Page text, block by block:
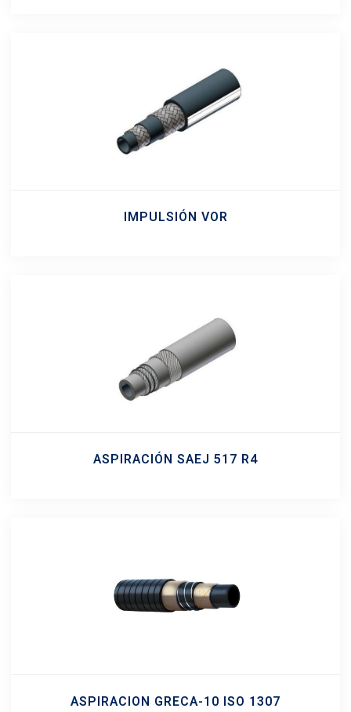
IMPULSIÓN VOR
ASPIRACIÓN SAEJ 517 R4
ASPIRACION GRECA-10 ISO 1307